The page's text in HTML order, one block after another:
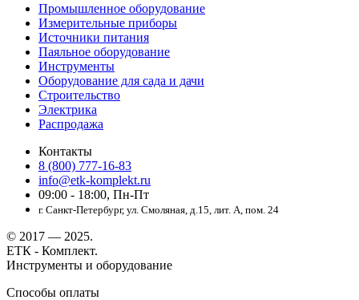
Промышленное оборудование
Измерительные приборы
Источники питания
Паяльное оборудование
Инструменты
Оборудование для сада и дачи
Строительство
Электрика
Распродажа
Контакты
8 (800) 777-16-83
info@etk-komplekt.ru
09:00 - 18:00, Пн-Пт
г. Санкт-Петербург, ул. Смоляная, д.15, лит. А, пом. 24
© 2017 — 2025.
ЕТК - Комплект.
Инструменты и оборудование
Способы оплаты